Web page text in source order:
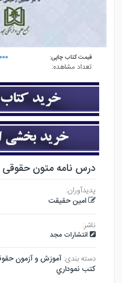
قیمت کتاب چاپی:
تعداد مشاهده:
درس نامه متون حقوقی
پدیدآوران:
امین حقیقت
ناشر:
انتشارات مجد
دسته بندی: آموزش و آزمون
كتب نموداري